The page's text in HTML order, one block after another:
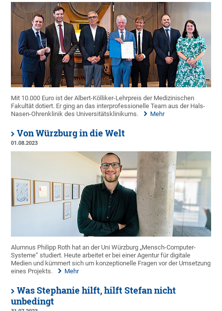
Mit 10.000 Euro ist der Albert-Kölliker-Lehrpreis der Medizinischen
Fakultät dotiert. Er ging an das interprofessionelle Team aus der Hals-
Nasen-Ohrenklinik des Universitätsklinikums.
Mehr
Von Würzburg in die Welt
01.08.2023
Alumnus Philipp Roth hat an der Uni Würzburg „Mensch-Computer-
Systeme“ studiert. Heute arbeitet er bei einer Agentur für digitale
Medien und kümmert sich um konzeptionelle Fragen vor der Umsetzung
eines Projekts.
Mehr
Was Stephanie hilft, hilft Stefan nicht
unbedingt